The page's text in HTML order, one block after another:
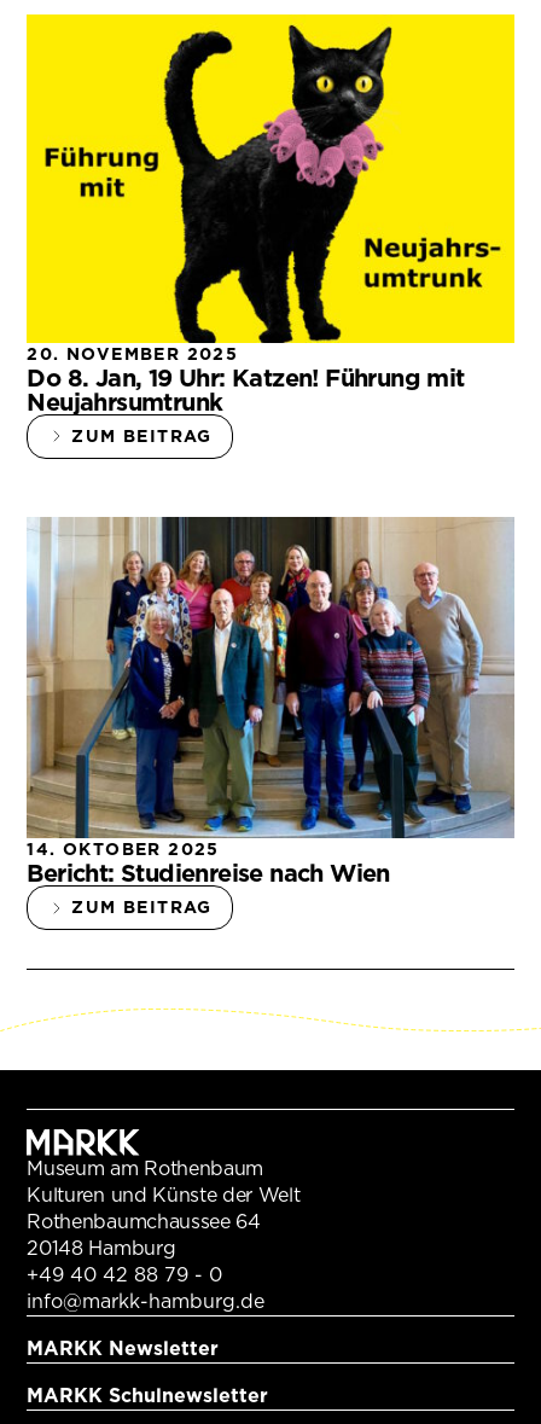
20. NOVEMBER 2025
Do 8. Jan, 19 Uhr: Katzen! Führung mit
Neujahrsumtrunk
ZUM BEITRAG
14. OKTOBER 2025
Bericht: Studienreise nach Wien
ZUM BEITRAG
Museum am Rothenbaum
Kulturen und Künste der Welt
Rothenbaumchaussee 64
20148 Hamburg
+49 40 42 88 79 - 0
info@markk-hamburg.de
MARKK Newsletter
MARKK Schulnewsletter